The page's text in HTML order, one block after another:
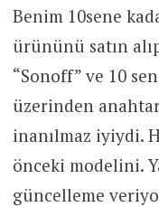
Benim 10sene
ürününü satın
“Sonoff” ve 10
üzerinden
inanılmaz iyiydi.
önceki modelini.
güncelleme